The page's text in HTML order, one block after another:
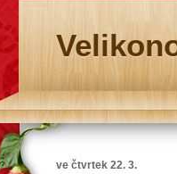
ve čtvrtek 22. 3.